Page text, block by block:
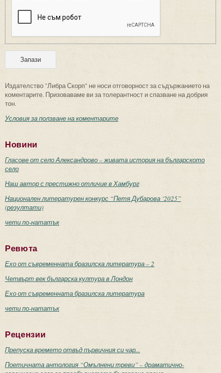
Издателство "Либра Скорп" не носи отговорност за съдържанието на
коментарите. Призоваваме ви за толерантност и спазване на добрия
тон.
Условия за ползване на коментарите
Новини
Гласове от село Александрово – живата история на българското
село
Наш автор с престижно отличие в Хамбург
Национален литературен конкурс “Петя Дубарова ‘2025”
(резултати)
чети по-нататък
Ревюта
Ехо от съвременната бразилска литература – 2
Четвърт век българска култура в Лондон
Ехо от съвременната бразилска литература
чети по-нататък
Рецензии
Препуска времето отвъд първичния си чар...
Поетичната антология “Омълнени треви” – драматично-